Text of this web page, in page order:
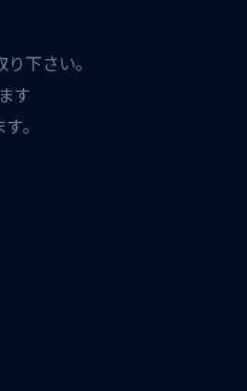
下さい。
す
。